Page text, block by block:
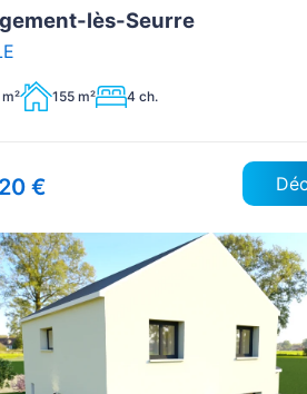
lès-Seurre
155 m² 4 ch.
€